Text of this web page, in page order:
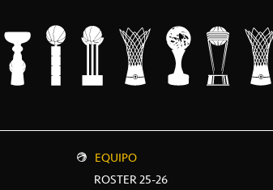
EQUIPO
ROSTER 25-26